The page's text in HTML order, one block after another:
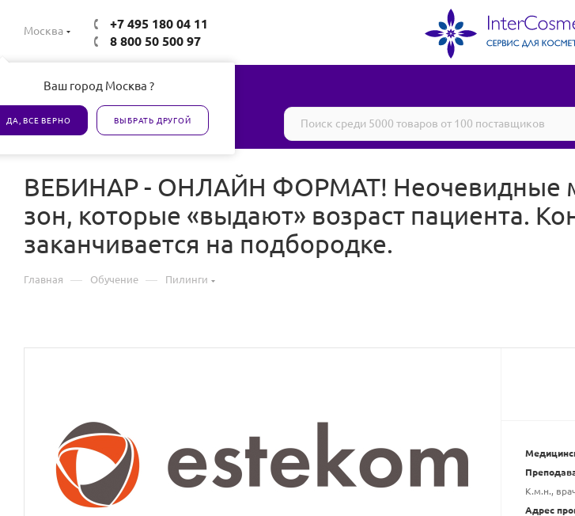
Москва
Ваш город Москва ?
ДА, ВСЕ ВЕРНО ВЫБРАТЬ ДРУГОЙ
+7 495 180 04 11
8 800 50 500 97
Все товары сертифицированы
ВЕБИНАР - ОНЛАЙН ФОРМАТ! Неочевидные
зон, которые «выдают» возраст пациента.
заканчивается на подбородке.
Главная — Обучение — Пилинги
К.м.н.,
Адрес